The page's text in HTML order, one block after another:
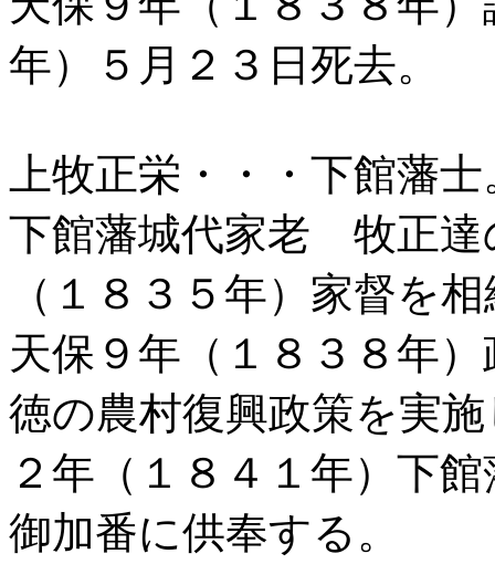
年）５月２３日死去。
上牧正栄・・・下館藩士
下館藩城代家老 牧正達
（１８３５年）家督を
天保９年（１８３８年
徳の農村復興政策を実
２年（１８４１年）下
御加番に供奉する。